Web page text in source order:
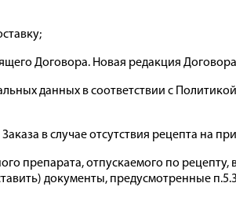
Договора. Новая редакция
данных в соответствии с
в случае отсутствия рецепта на
препарата, отпускаемого по
документы, предусмотренные